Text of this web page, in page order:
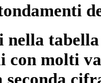
con molti